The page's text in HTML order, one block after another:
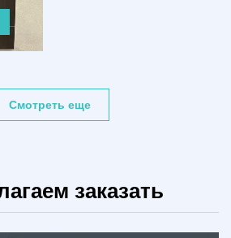
Смотреть еще
заказать